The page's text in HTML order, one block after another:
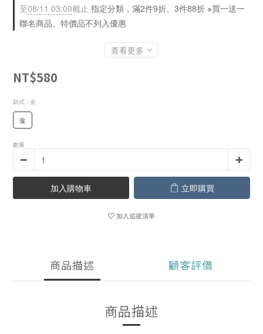
至08/11 03:00截止 指定分類，滿2件9折、3件88折 ※買一送一
聯名商品、特價品不列入優惠
查看更多
NT$580
款式 : 金
金
數量
加入購物車 立即購買
加入追蹤清單
商品描述 顧客評價
商品描述